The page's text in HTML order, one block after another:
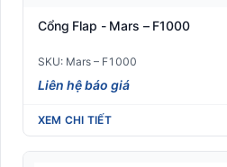
Cổng Flap - Mars – F1000
SKU: Mars – F1000
Liên hệ báo giá
XEM CHI TIẾT